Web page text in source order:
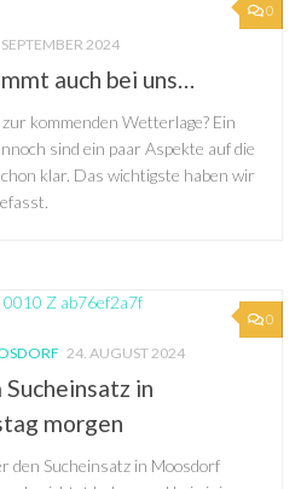
0
SEPTEMBER 2024
auch bei uns…
kommenden Wetterlage? Ein
sind ein paar Aspekte auf die
klar. Das wichtigste haben wir
0
24. AUGUST 2024
in
morgen
den Sucheinsatz in Moosdorf